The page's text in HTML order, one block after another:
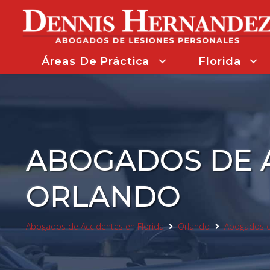
Áreas De Práctica Florida
ABOGADOS DE
ORLANDO
Abogados de Accidentes en Florida Orlando Abogados